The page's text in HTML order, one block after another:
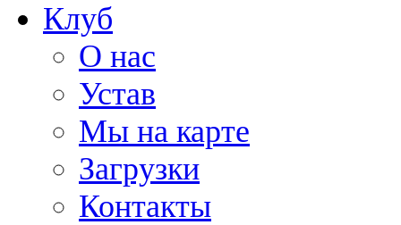
Клуб
О нас
Устав
Мы на карте
Загрузки
Контакты